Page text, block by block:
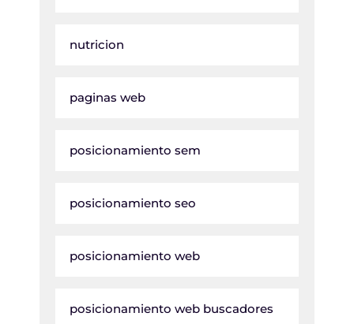
nutricion
paginas web
posicionamiento sem
posicionamiento seo
posicionamiento web
posicionamiento web buscadores